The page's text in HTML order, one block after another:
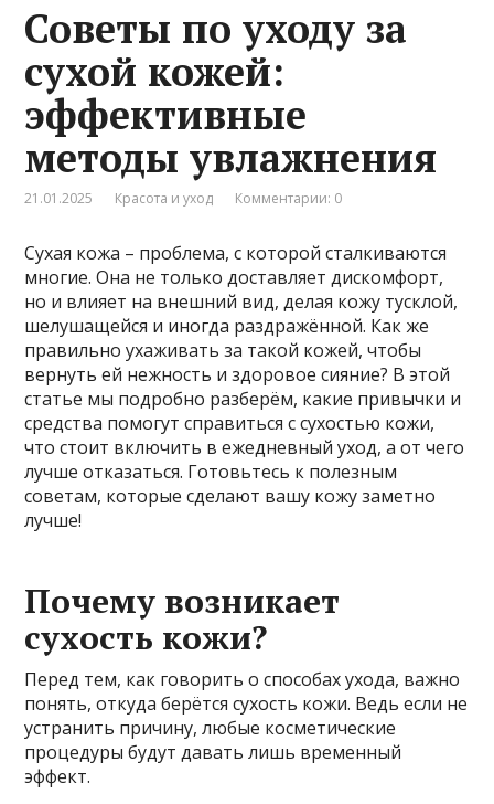
Советы по уходу за
сухой кожей:
эффективные
методы увлажнения
21.01.2025 Красота и уход Комментарии: 0
Сухая кожа – проблема, с которой сталкиваются
многие. Она не только доставляет дискомфорт,
но и влияет на внешний вид, делая кожу тусклой,
шелушащейся и иногда раздражённой. Как же
правильно ухаживать за такой кожей, чтобы
вернуть ей нежность и здоровое сияние? В этой
статье мы подробно разберём, какие привычки и
средства помогут справиться с сухостью кожи,
что стоит включить в ежедневный уход, а от чего
лучше отказаться. Готовьтесь к полезным
советам, которые сделают вашу кожу заметно
лучше!
Почему возникает
сухость кожи?
Перед тем, как говорить о способах ухода, важно
понять, откуда берётся сухость кожи. Ведь если не
устранить причину, любые косметические
процедуры будут давать лишь временный
эффект.